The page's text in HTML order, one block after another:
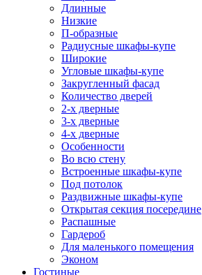
Длинные
Низкие
П-образные
Радиусные шкафы-купе
Широкие
Угловые шкафы-купе
Закругленный фасад
Количество дверей
2-х дверные
3-х дверные
4-х дверные
Особенности
Во всю стену
Встроенные шкафы-купе
Под потолок
Раздвижные шкафы-купе
Открытая секция посередине
Распашные
Гардероб
Для маленького помещения
Эконом
Гостиные